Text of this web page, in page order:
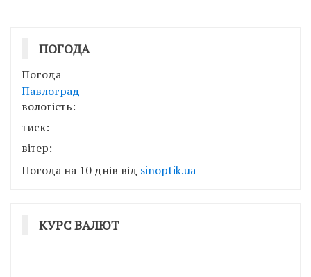
ПОГОДА
Погода
Павлоград
вологість:
тиск:
вітер:
Погода на 10 днів від sinoptik.ua
КУРС ВАЛЮТ